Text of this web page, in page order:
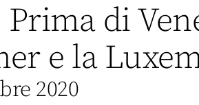
di
e la
2020